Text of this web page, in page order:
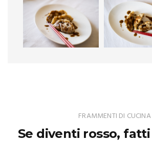
FRAMMENTI DI CUCINA
Se diventi rosso, fatti